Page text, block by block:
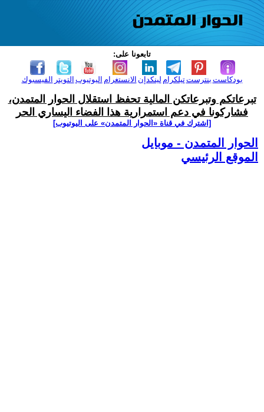
تابعونا على:
الفيسبوك التويتر اليوتيوب الانستغرام لينكدإن تيلكرامبنترست بودكاست
تبرعاتكم وتبرعاتكن المالية تحفظ استقلال الحوار المتمدن،
فشاركونا في دعم استمرارية هذا الفضاء اليساري الحر
[اشترك في قناة ‫«الحوار المتمدن» على اليوتيوب]
الحوار المتمدن - موبايل
الموقع الرئيسي